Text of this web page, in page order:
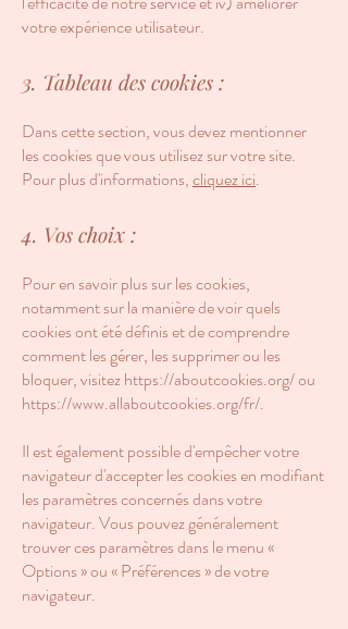
votre expérience utilisateur.
3. Tableau des cookies :
Dans cette section, vous devez mentionner
les cookies que vous utilisez sur votre site.
Pour plus d'informations,cliquez ici.
4. Vos choix :
Pour en savoir plus sur les cookies,
notamment sur la manière de voir quels
cookies ont été définis et de comprendre
comment les gérer, les supprimer ou les
bloquer, visitezhttps://aboutcookies.org/ou
https://www.allaboutcookies.org/fr/.
Il est également possible d'empêcher votre
navigateur d'accepter les cookies en modifiant
les paramètres concernés dans votre
navigateur. Vous pouvez généralement
trouver ces paramètres dans le menu «
Options » ou « Préférences » de votre
navigateur.